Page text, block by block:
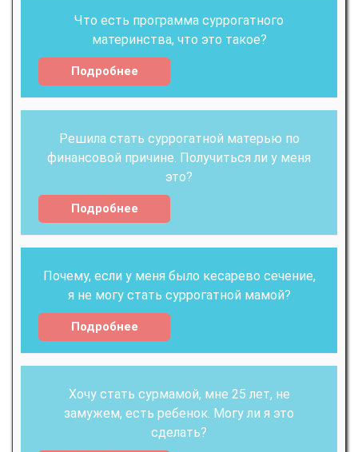
Что есть программа суррогатного
материнства, что это такое?
Подробнее
Решила стать суррогатной матерью по
финансовой причине. Получиться ли у меня
это?
Подробнее
Почему, если у меня было кесарево сечение,
я не могу стать суррогатной мамой?
Подробнее
Хочу стать сурмамой, мне 25 лет, не
замужем, есть ребенок. Могу ли я это
сделать?